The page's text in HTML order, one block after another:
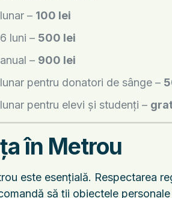
– 100 lei
luni – 500 lei
– 900 lei
pentru donatori de sânge –
pentru elevi și studenți –
în Metrou
este esențială. Respectarea
să ții obiectele